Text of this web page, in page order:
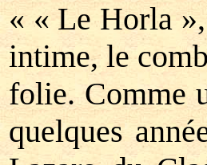
« « Le Horla
intime, le
folie. Comme
quelques